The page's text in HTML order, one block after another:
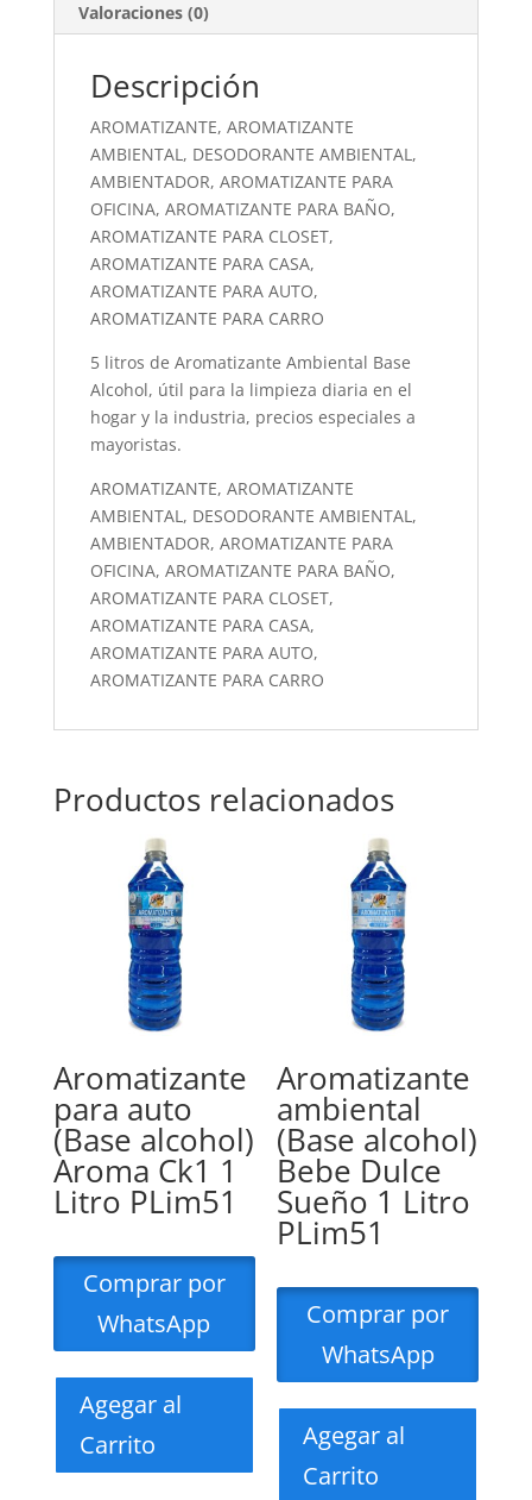
Valoraciones (0)
Descripción
AROMATIZANTE, AROMATIZANTE
AMBIENTAL, DESODORANTE AMBIENTAL,
AMBIENTADOR, AROMATIZANTE PARA
OFICINA, AROMATIZANTE PARA BAÑO,
AROMATIZANTE PARA CLOSET,
AROMATIZANTE PARA CASA,
AROMATIZANTE PARA AUTO,
AROMATIZANTE PARA CARRO
5 litros de Aromatizante Ambiental Base
Alcohol, útil para la limpieza diaria en el
hogar y la industria, precios especiales a
mayoristas.
AROMATIZANTE, AROMATIZANTE
AMBIENTAL, DESODORANTE AMBIENTAL,
AMBIENTADOR, AROMATIZANTE PARA
OFICINA, AROMATIZANTE PARA BAÑO,
AROMATIZANTE PARA CLOSET,
AROMATIZANTE PARA CASA,
AROMATIZANTE PARA AUTO,
AROMATIZANTE PARA CARRO
Productos relacionados
Aromatizante
para auto
(Base alcohol)
Aroma Ck1 1
Litro PLim51
Comprar por
WhatsApp
Agegar al
Carrito
Aromatizante
ambiental
(Base alcohol)
Bebe Dulce
Sueño 1 Litro
PLim51
Comprar por
WhatsApp
Agegar al
Carrito